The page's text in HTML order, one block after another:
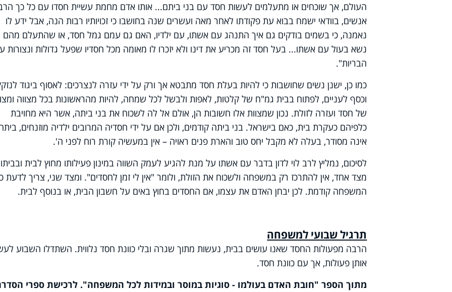
העולם, אך שוכחים או מתעלמים לעשות חסד עם בני ביתם... אותו אדם מחמת עשיית חסדו עם כל כך
אנשים, בוודאי ישמח בבוא עת פקודתו לאחר מאה ועשרים שנה בחושבו כי זכויותיו רבות הנה, אבל ידע לו
נאמנה, כי בשמים בודקים גם איך התנהג עם אשתו, עם ילדיו, האם גם עמם גמל חסד, או שהתעלם מהם
נשא בעול עם אשתו... בעל חסד זה מכריע את דינו ולא יזכרו לו מאומה מכל חסדיו שפעל גדולות ונצורות
הבריות".
כמו כן, ישנן נשים שחושבות כי להיות בעלת חסד מתבטא אך ורק על ידי עזרה לנצרכים: לאסוף ביגוד
וכסף לעניים, לפתוח בבית גמ"ח של קלטות, לאפות ולבשל לכל שמחה, להיות מהראשונות בכל מצווה
של חסד ועזרה לזולת. נכון שמצוות אלו חשובות הן, אולם אל לה לשכוח את בני ביתה, אשר היא מחויבת
כלפיהם כעקרת בית, כאם בישראל. בני ביתה קודמים, ולכן אם על ידי חסדיה המרובים ילדיה מוזנחים,
אינה מסודר, בעלה לא מקבל יחס טוב והארת פנים ראויה – אין במעשיה קורת רוח לפני ה'.
לסיכום, נמליץ לרב לוי לדון בדבר עם אשתו על מנת להגיע לעמק השווה במינון פעילותו מחוץ לבית
מצד אחד, אין להתרכז רק במשפחה ולשכוח את הזולת, ולומר "אין לי זמן לחסדים". ומצד שני, צריך לדעת
המשפחה קודמת. לכן יבחן האדם את עצמו, אם החסדים בחוץ באים על חשבון הבית, או בנוסף לבית.
תרגיל שבועי למשפחה
הרבה מפעולות החסד שאנו עושים בבית, נעשות מתוך שגרה ובלי כוונת חסד נלווית. השתדלו השבוע
אותן פעולות, אך עם כוונת חסד.
מתוך הספר "חובת האדם בעולמו - סוגיות במוסר ובמידות לכל המשפחה". לרכישת ספרי